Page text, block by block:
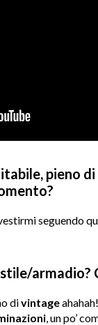
pieno
seguendo
divintage
, un po’